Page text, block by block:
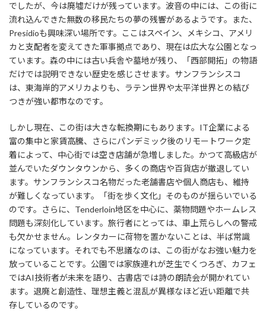
でしたが、今は廃墟だけが残っています。波音の中には、この街に
流れ込んできた無数の移民たちの夢の残響があるようです。また、
Presidioも興味深い場所です。ここはスペイン、メキシコ、アメリ
カと支配者を変えてきた軍事拠点であり、現在は広大な公園となっ
ています。森の中には古い兵舎や墓地が残り、「西部開拓」の物語
だけでは説明できない歴史を感じさせます。サンフランシスコ
は、東海岸的アメリカよりも、ラテン世界や太平洋世界との結び
つきが強い都市なのです。
しかし現在、この街は大きな転換期にもあります。IT企業による
富の集中と家賃高騰、さらにパンデミック後のリモートワーク定
着によって、中心街では空き店舗が急増しました。かつて高級店が
並んでいたダウンタウンから、多くの商店や百貨店が撤退してい
ます。サンフランシスコ名物だった老舗書店や個人商店も、維持
が難しくなっています。「街を歩く文化」そのものが揺らいでいる
のです。さらに、Tenderloin地区を中心に、薬物問題やホームレス
問題も深刻化しています。旅行者にとっては、車上荒らしへの警戒
も欠かせません。レンタカーに荷物を置かないことは、半ば常識
になっています。それでも不思議なのは、この街がなお強い魅力を
放っていることです。公園では家族連れが芝生でくつろぎ、カフェ
ではAI技術者が未来を語り、古書店では詩の朗読会が開かれてい
ます。退廃と創造性、理想主義と混乱が異様なほど近い距離で共
存しているのです。